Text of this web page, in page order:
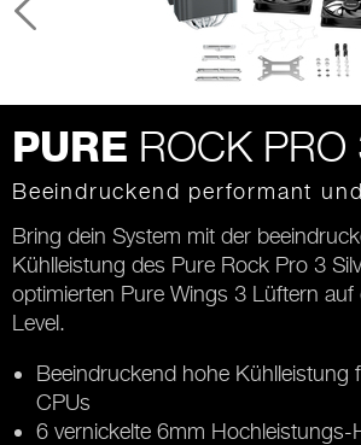
PURE ROCK PRO
Beeindruckend performant
Bring dein System mit der
Kühlleistung des Pure Rock Pro 3
optimierten Pure Wings 3 Lüftern
Level.
Beeindruckend hohe Kühlleistung
CPUs
6 vernickelte 6mm Hochleistungs-